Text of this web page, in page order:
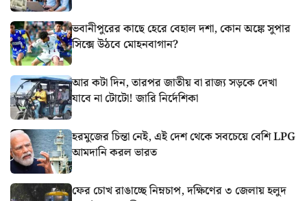
ভবানীপুরের কাছে হেরে বেহাল দশা, কোন অঙ্কে সুপার
সিক্সে উঠবে মোহনবাগান?
আর কটা দিন, তারপর জাতীয় বা রাজ্য সড়কে দেখা
যাবে না টোটো! জারি নির্দেশিকা
হরমুজের চিন্তা নেই, এই দেশ থেকে সবচেয়ে বেশি LPG
আমদানি করল ভারত
ফের চোখ রাঙাচ্ছে নিম্নচাপ, দক্ষিণের ৩ জেলায় হলুদ